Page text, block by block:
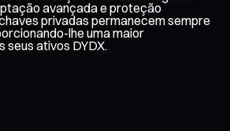
avançada e proteção
privadas permanecem sempre
lhe uma maior
seus ativos DYDX.